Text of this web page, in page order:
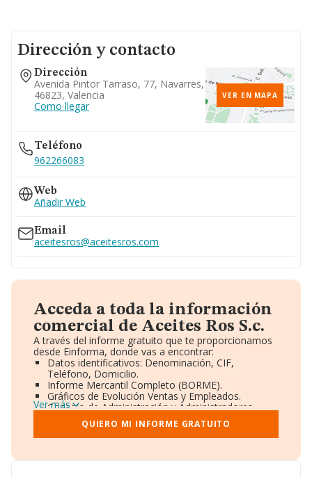
Dirección y contacto
Dirección
Avenida Pintor Tarraso, 77, Navarres,
46823, Valencia
Como llegar
VER EN MAPA
Teléfono
962266083
Web
Añadir Web
Email
aceitesros@aceitesros.com
Acceda a toda la información
comercial de Aceites Ros S.c.
A través del informe gratuito que te proporcionamos
desde Einforma, donde vas a encontrar:
Datos identificativos: Denominación, CIF,
Teléfono, Domicilio.
Informe Mercantil Completo (BORME).
Gráficos de Evolución Ventas y Empleados.
Consejo de Administración y Administradores.
Directivos y Ejecutivos.
Accionistas.
Participaciones y Vinculaciones en otras empresas.
Información oficial y registral complementaria.
Ver más
QUIERO MI INFORME GRATUITO